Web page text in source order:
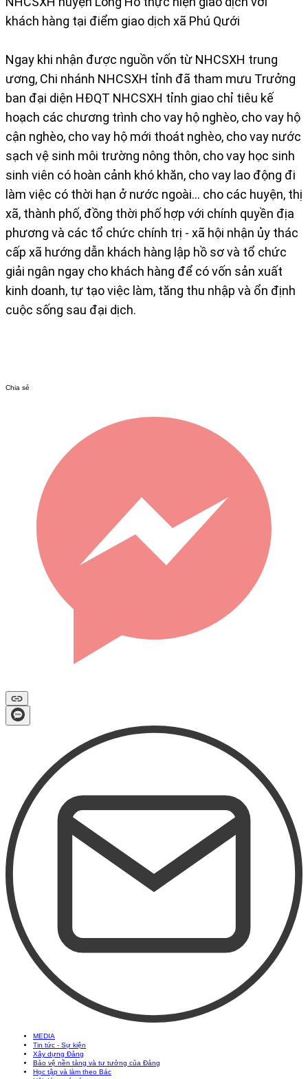
khách hàng tại điểm giao dịch xã Phú Qưới
Ngay khi nhận được nguồn vốn từ NHCSXH trung
ương, Chi nhánh NHCSXH tỉnh đã tham mưu Trưởng
ban đại diện HĐQT NHCSXH tỉnh giao chỉ tiêu kế
hoạch các chương trình cho vay hộ nghèo, cho vay hộ
cận nghèo, cho vay hộ mới thoát nghèo, cho vay nước
sạch vệ sinh môi trường nông thôn, cho vay học sinh
sinh viên có hoàn cảnh khó khăn, cho vay lao động đi
làm việc có thời hạn ở nước ngoài… cho các huyện, thị
xã, thành phố, đồng thời phố hợp với chính​ quyền địa
phương và các tổ chức chính trị - xã hội nhận ủy thác
cấp xã hướng dẫn khách hàng lập hồ sơ và tổ chức
giải ngân ngay cho khách hàng để có vốn sản xuất
kinh doanh, tự tạo việc làm, tăng thu nhập và ổn định
cuộc sống sau đại dịch.​​​
Chia sẻ
MEDIA
Tin tức - Sự kiện
Xây dựng Đảng
Bảo vệ nền tảng và tư tưởng của Đảng
Học tập và làm theo Bác